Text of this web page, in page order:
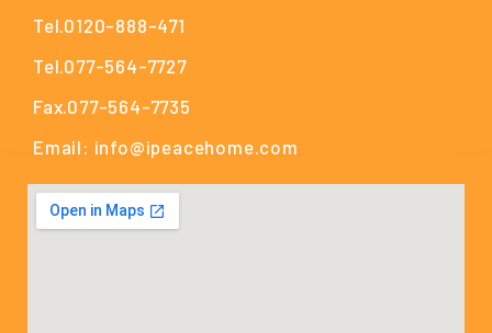
Tel.0120-888-471
Tel.077-564-7727
Fax.077-564-7735
Email: info@ipeacehome.com